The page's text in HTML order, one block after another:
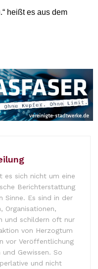
heißt es aus dem
es sich nicht um eine
Berichterstattung
Sinne. Es sind in der
Organisationen,
und schildern oft nur
von Herzogtum
vor Veröffentlichung
Gewissen. So
und nicht